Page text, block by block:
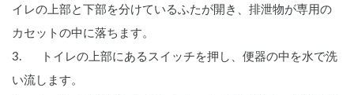
イレの上部と下部を分けているふたが開き、排泄物が専用の
カセットの中に落ちます。
3.      トイレの上部にあるスイッチを押し、便器の中を水で洗
い流します。